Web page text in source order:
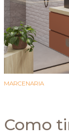
MARCENARIA
Como